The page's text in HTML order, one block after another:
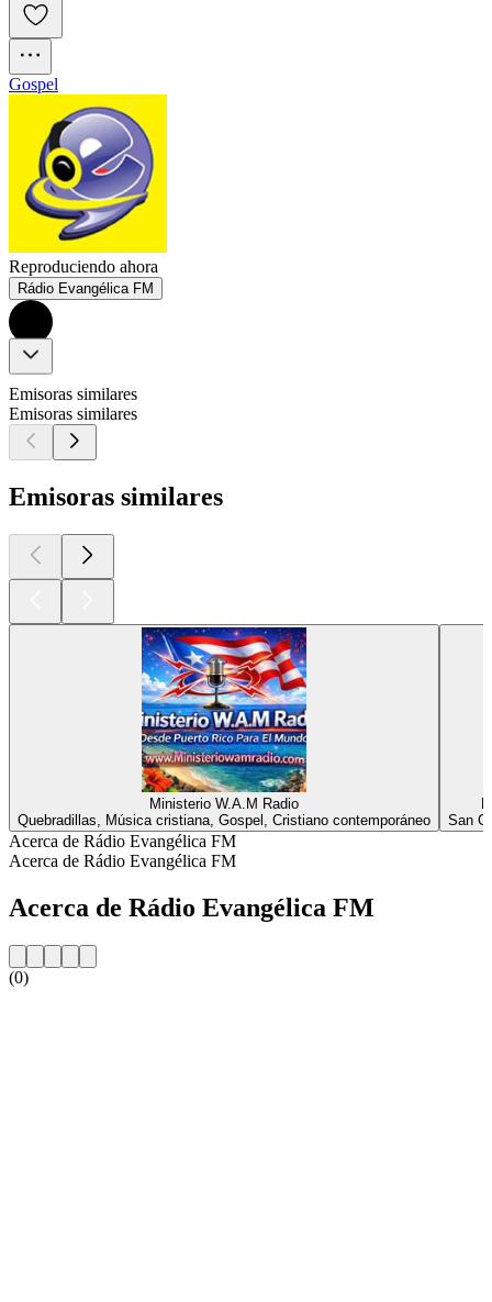
Gospel
Reproduciendo ahora
Rádio Evangélica FM
Emisoras similares
Emisoras similares
Emisoras similares
Ministerio W.A.M Radio
Quebradillas, Música cristiana, Gospel, Cristiano contemporáneo
San
Acerca de Rádio Evangélica FM
Acerca de Rádio Evangélica FM
Acerca de Rádio Evangélica FM
(0)